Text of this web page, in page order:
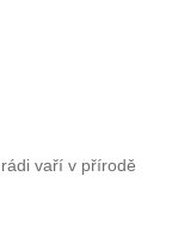
vaří v přírodě